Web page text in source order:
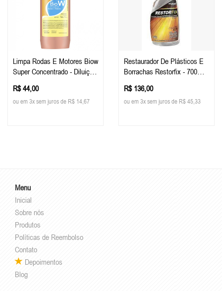
Limpa Rodas E Motores Biow
Super Concentrado - Diluição
R$ 44,00
ou em 3x sem juros de R$ 14,67
Restaurador De Plásticos E
Borrachas Restorfix - 700ml -
R$ 136,00
ou em 3x sem juros de R$ 45,33
Menu
Inicial
Sobre nós
Produtos
Políticas de Reembolso
Contato
Depoimentos
Blog